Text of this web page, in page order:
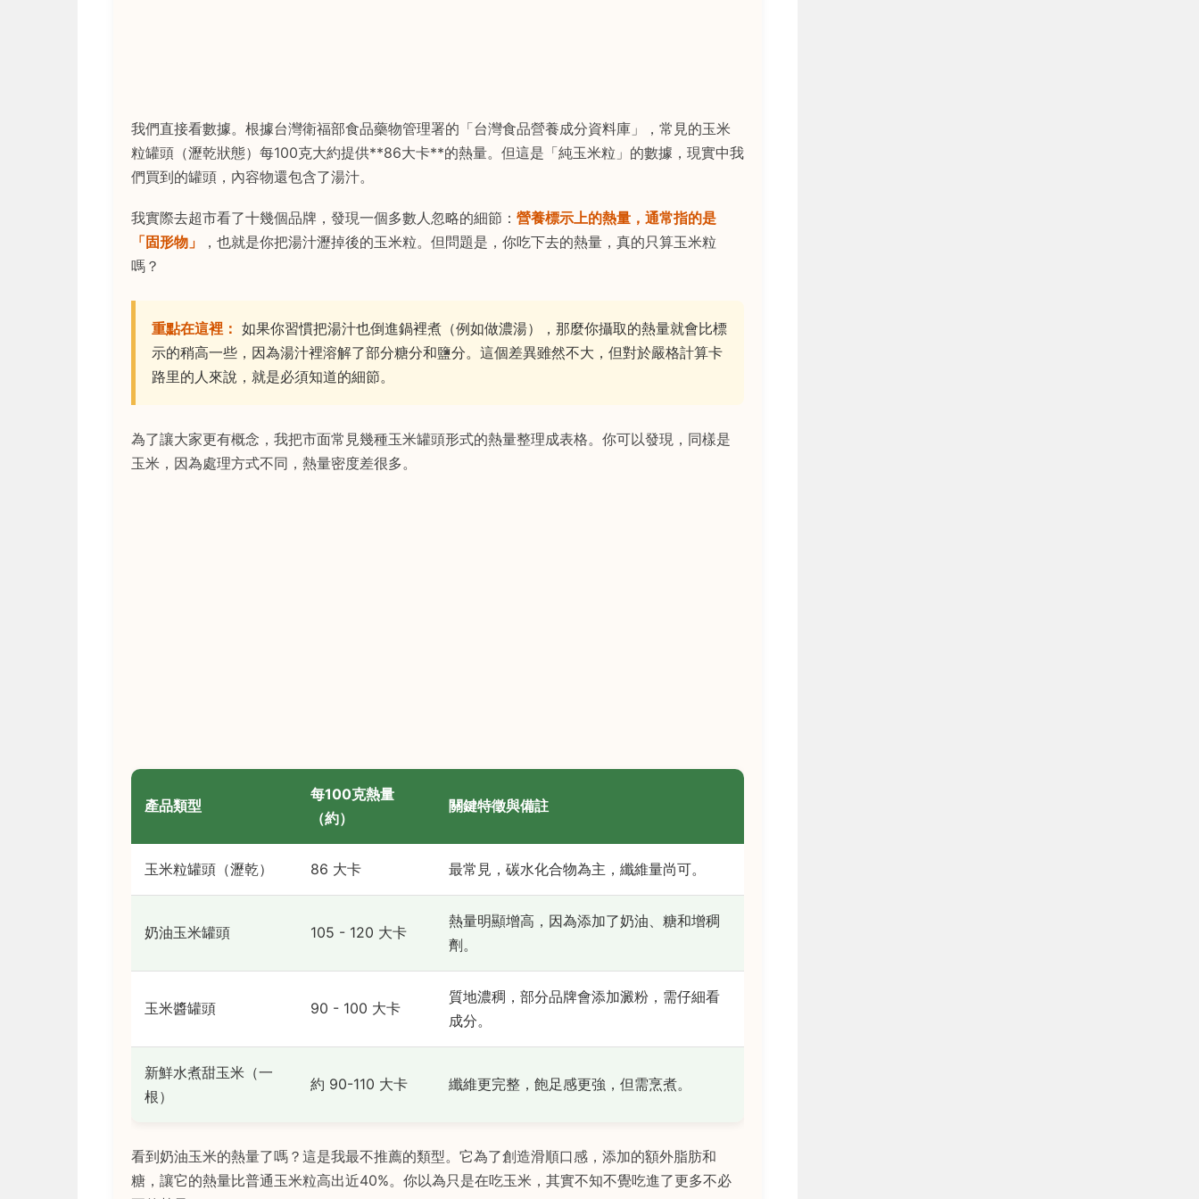
我們直接看數據。根據台灣衛福部食品藥物管理署的「台灣食品營養成分資料庫」，常見的玉米
粒罐頭（瀝乾狀態）每100克大約提供**86大卡**的熱量。但這是「純玉米粒」的數據，現實中我
們買到的罐頭，內容物還包含了湯汁。
我實際去超市看了十幾個品牌，發現一個多數人忽略的細節： 營養標示上的熱量，通常指的是
「固形物」
，也就是你把湯汁瀝掉後的玉米粒。但問題是，你吃下去的熱量，真的只算玉米粒
嗎？
重點在這裡： 如果你習慣把湯汁也倒進鍋裡煮（例如做濃湯），那麼你攝取的熱量就會比標
示的稍高一些，因為湯汁裡溶解了部分糖分和鹽分。這個差異雖然不大，但對於嚴格計算卡
路里的人來說，就是必須知道的細節。
為了讓大家更有概念，我把市面常見幾種玉米罐頭形式的熱量整理成表格。你可以發現，同樣是
玉米，因為處理方式不同，熱量密度差很多。
產品類型
每100克熱量
（約）
關鍵特徵與備註
玉米粒罐頭（瀝乾） 86 大卡 最常見，碳水化合物為主，纖維量尚可。
奶油玉米罐頭 105 - 120 大卡
熱量明顯增高，因為添加了奶油、糖和增稠
劑。
玉米醬罐頭 90 - 100 大卡
質地濃稠，部分品牌會添加澱粉，需仔細看
成分。
新鮮水煮甜玉米（一
根）
約 90-110 大卡 纖維更完整，飽足感更強，但需烹煮。
看到奶油玉米的熱量了嗎？這是我最不推薦的類型。它為了創造滑順口感，添加的額外脂肪和
糖，讓它的熱量比普通玉米粒高出近40%。你以為只是在吃玉米，其實不知不覺吃進了更多不必